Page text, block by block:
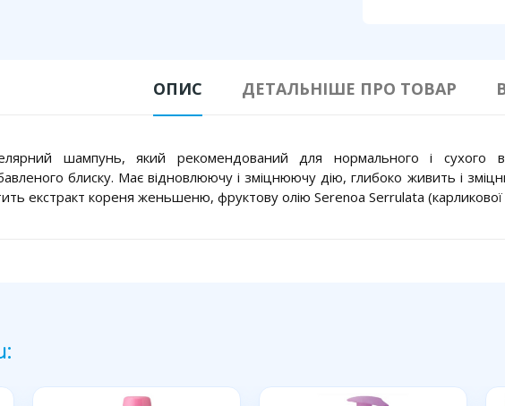
ОПИС ДЕТАЛЬНІШЕ ПРО ТОВАР
шампунь, який рекомендований для нормального і сухого
блиску. Має відновлюючу і зміцнюючу дію, глибоко живить і
екстракт кореня женьшеню, фруктову олію Serenoa Serrulata